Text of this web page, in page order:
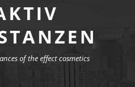
of the effect cosmetics